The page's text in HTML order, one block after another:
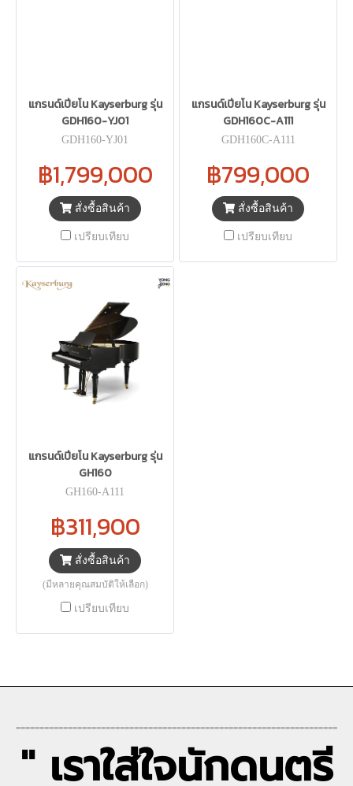
แกรนด์เปียโน Kayserburg รุ่น
GDH160-YJ01
GDH160-YJ01
฿1,799,000
สั่งซื้อสินค้า
เปรียบเทียบ
แกรนด์เปียโน Kayserburg รุ่น
GDH160C-A111
GDH160C-A111
฿799,000
สั่งซื้อสินค้า
เปรียบเทียบ
แกรนด์เปียโน Kayserburg รุ่น
GH160
GH160-A111
฿311,900
สั่งซื้อสินค้า
(มีหลายคุณสมบัติให้เลือก)
เปรียบเทียบ
--------------------------------------------------------------------
" เราใส่ใจนักดนตรี